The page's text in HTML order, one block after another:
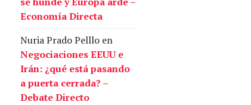
Economía Directa
Nuria Prado Pelllo en
Negociaciones EEUU e
Irán: ¿qué está pasando
a puerta cerrada? –
Debate Directo